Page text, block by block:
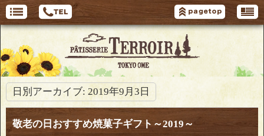
日別アーカイブ: 2019年9月3日
敬老の日おすすめ焼菓子ギフト～2019～